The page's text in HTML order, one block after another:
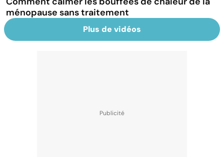
ménopause sans traitement
Plus de vidéos